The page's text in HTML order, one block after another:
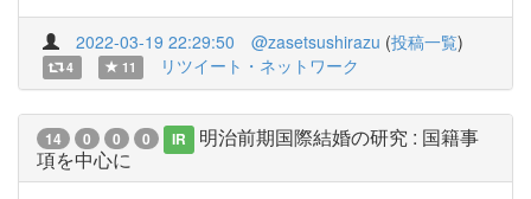
2022-03-19 22:29:50 @zasetsushirazu (投稿一覧)
4 11 リツイート・ネットワーク
14 0 0 0 IR
明治前期国際結婚の研究 : 国籍事
項を中心に